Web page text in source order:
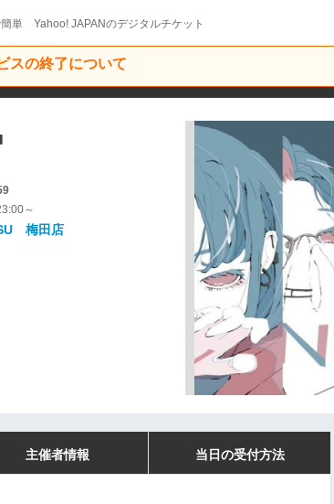
単 Yahoo! JAPANのデジタルチケット
スの終了について
～
梅田店
主催者情報 当日の受付方法